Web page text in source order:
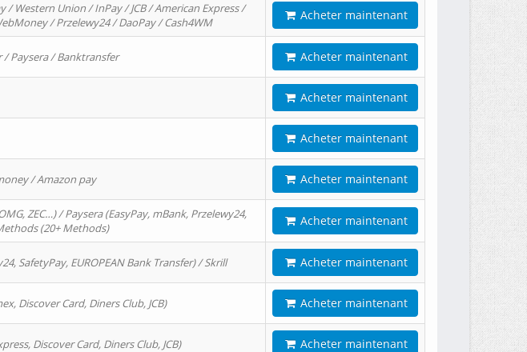
Western Union / InPay / JCB / American Express /
/ Przelewy24 / DaoPay / Cash4WM
Acheter maintenant
/ Paysera / Banktransfer Acheter maintenant
Acheter maintenant
Acheter maintenant
/ Amazon pay Acheter maintenant
ZEC…) / Paysera (EasyPay, mBank, Przelewy24,
(20+ Methods)
Acheter maintenant
SafetyPay, EUROPEAN Bank Transfer) / Skrill Acheter maintenant
Discover Card, Diners Club, JCB) Acheter maintenant
Discover Card, Diners Club, JCB) Acheter maintenant